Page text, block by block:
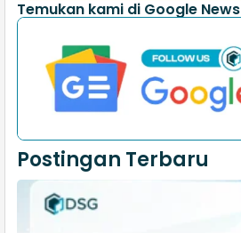
Temukan kami di Google News
Postingan Terbaru